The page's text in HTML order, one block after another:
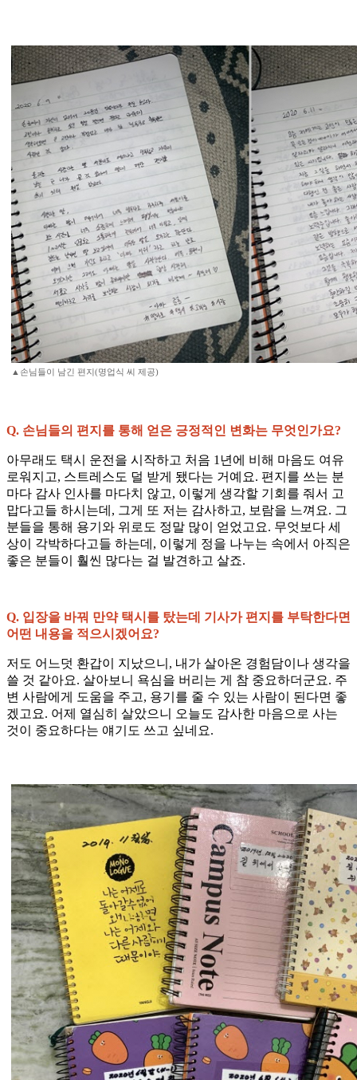
▲손님들이 남긴 편지(명업식 씨 제공)
Q. 손님들의 편지를 통해 얻은 긍정적인 변화는 무엇인가요?
아무래도 택시 운전을 시작하고 처음 1년에 비해 마음도 여유
로워지고, 스트레스도 덜 받게 됐다는 거예요. 편지를 쓰는 분
마다 감사 인사를 마다치 않고, 이렇게 생각할 기회를 줘서 고
맙다고들 하시는데, 그게 또 저는 감사하고, 보람을 느껴요. 그
분들을 통해 용기와 위로도 정말 많이 얻었고요. 무엇보다 세
상이 각박하다고들 하는데, 이렇게 정을 나누는 속에서 아직은
좋은 분들이 훨씬 많다는 걸 발견하고 살죠.
Q. 입장을 바꿔 만약 택시를 탔는데 기사가 편지를 부탁한다면
어떤 내용을 적으시겠어요?
저도 어느덧 환갑이 지났으니, 내가 살아온 경험담이나 생각을
쓸 것 같아요. 살아보니 욕심을 버리는 게 참 중요하더군요. 주
변 사람에게 도움을 주고, 용기를 줄 수 있는 사람이 된다면 좋
겠고요. 어제 열심히 살았으니 오늘도 감사한 마음으로 사는
것이 중요하다는 얘기도 쓰고 싶네요.